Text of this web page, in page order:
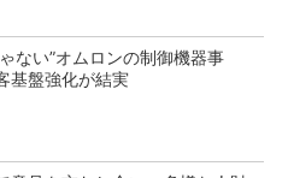
ない”オムロンの制御機器事
基盤強化が結実